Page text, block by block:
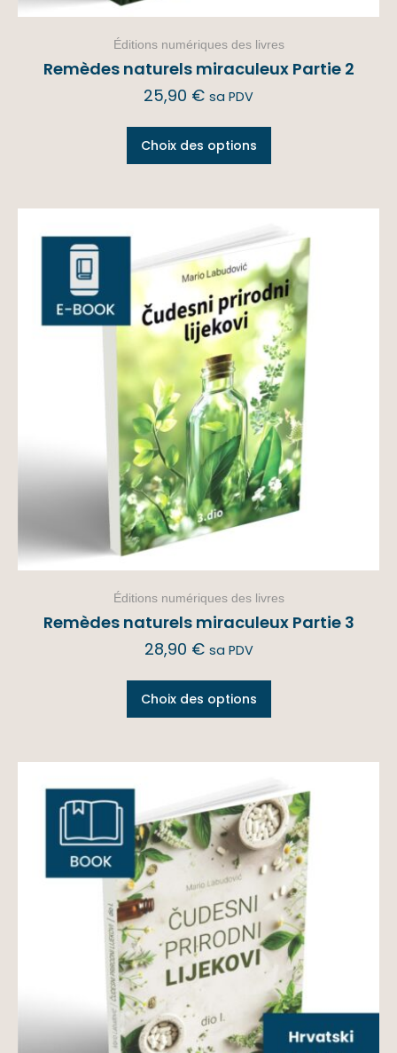
Éditions numériques des livres
Remèdes naturels miraculeux Partie 2
25,90 € sa PDV
Choix des options
Éditions numériques des livres
Remèdes naturels miraculeux Partie 3
28,90 € sa PDV
Choix des options